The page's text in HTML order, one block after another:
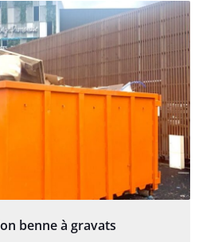
benne à gravats